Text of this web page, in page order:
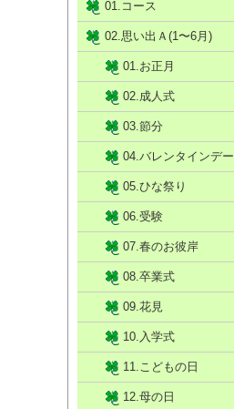
01.コース
02.思い出Ａ(1〜6月)
01.お正月
02.成人式
03.節分
04.バレンタインデー
05.ひな祭り
06.受験
07.春のお彼岸
08.卒業式
09.花見
10.入学式
11.こどもの日
12.母の日